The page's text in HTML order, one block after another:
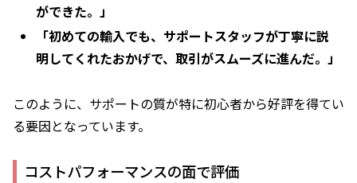
ができた。」
「初めての輸入でも、サポートスタッフが丁寧に説
明してくれたおかげで、取引がスムーズに進んだ。」
このように、サポートの質が特に初心者から好評を得てい
る要因となっています。
コストパフォーマンスの面で評価